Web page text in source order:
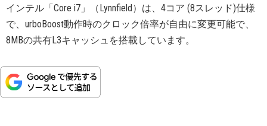
インテル「Core i7」（Lynnfield）は、4コア (8スレッド)仕様
で、urboBoost動作時のクロック倍率が自由に変更可能で、
8MBの共有L3キャッシュを搭載しています。